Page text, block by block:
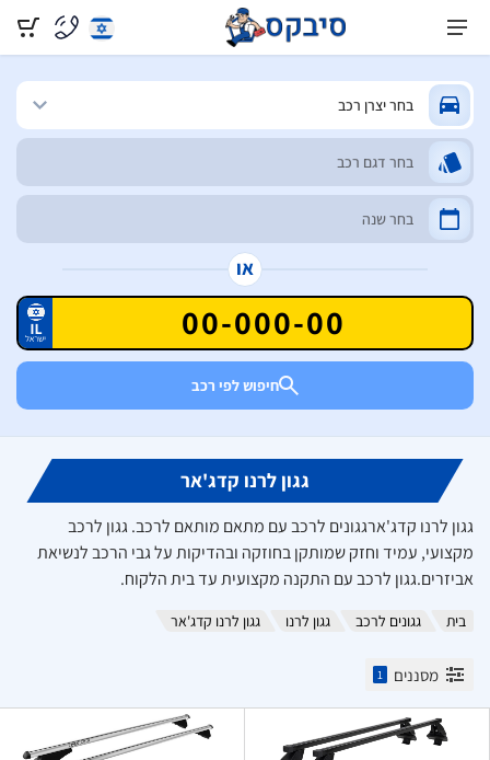
או
חיפוש לפי רכב
גגון לרנו קדג'אר
גגון לרנו קדג'ארגגונים לרכב עם מתאם מותאם לרכב. גגון לרכב
מקצועי, עמיד וחזק שמותקן בחוזקה ובהדיקות על גבי הרכב לנשיאת
אביזרים.גגון לרכב עם התקנה מקצועית עד בית הלקוח.
בית גגונים לרכב גגון לרנו גגון לרנו קדג'אר
מסננים 1